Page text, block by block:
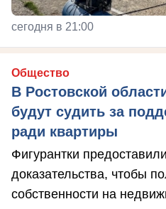
сегодня в 21:00
Общество
В Ростовской
будут судить за
ради квартиры
Фигурантки
доказательства, чтобы
собственности на